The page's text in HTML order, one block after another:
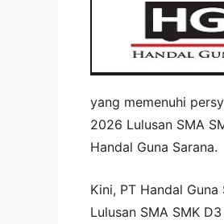
yang memenuhi
2026 Lulusan SMA
Handal Guna Sarana.
Kini, PT Handal Guna
Lulusan SMA SMK